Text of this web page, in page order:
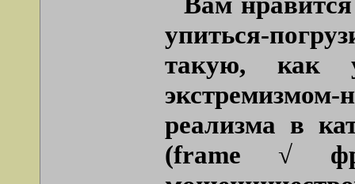
упиться-
такую, как
реализма в
(frame √